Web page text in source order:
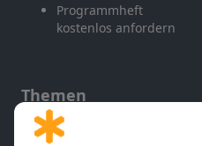
Programmheft
kostenlos anfordern
Themen
Gott und Bibel erklärt